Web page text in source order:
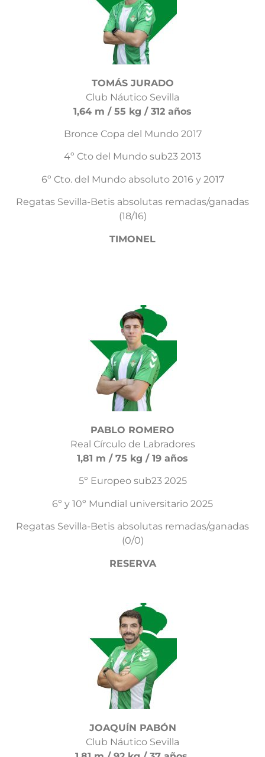
TOMÁS JURADO
Club Náutico Sevilla
1,64 m / 55 kg / 312 años
Bronce Copa del Mundo 2017
4º Cto del Mundo sub23 2013
6º Cto. del Mundo absoluto 2016 y 2017
Regatas Sevilla-Betis absolutas remadas/ganadas
(18/16)
TIMONEL
PABLO ROMERO
Real Círculo de Labradores
1,81 m / 75 kg / 19 años
5º Europeo sub23 2025
6º y 10º Mundial universitario 2025
Regatas Sevilla-Betis absolutas remadas/ganadas
(0/0)
RESERVA
JOAQUÍN PABÓN
Club Náutico Sevilla